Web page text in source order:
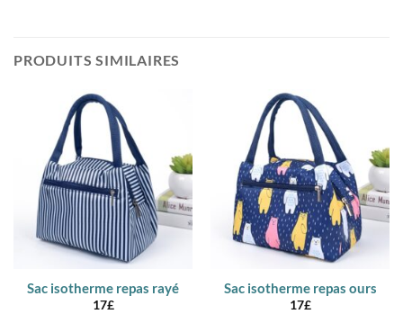
PRODUITS SIMILAIRES
Sac isotherme repas rayé
17£
Sac isotherme repas ours
17£